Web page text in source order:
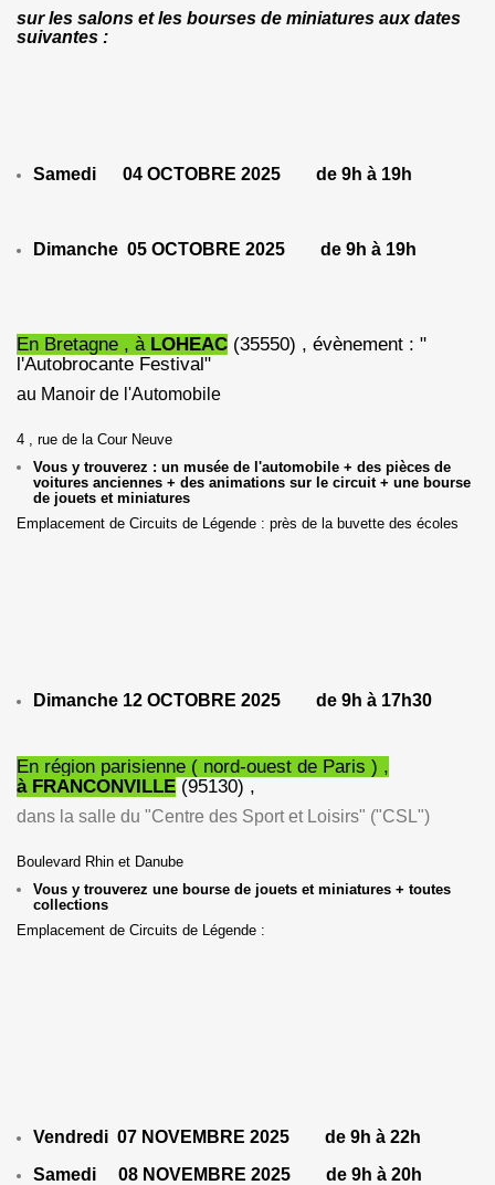
sur les salons et les bourses de miniatures aux dates
suivantes :
Samedi 04 OCTOBRE 2025 de 9h à 19h
Dimanche 05 OCTOBRE 2025 de 9h à 19h
En Bretagne , à LOHEAC (35550) , évènement : "
l'Autobrocante Festival"
au Manoir de l'Automobile
4 , rue de la Cour Neuve
Vous y trouverez : un musée de l'automobile + des pièces de
voitures anciennes + des animations sur le circuit + une bourse
de jouets et miniatures
Emplacement de Circuits de Légende : près de la buvette des écoles
Dimanche 12 OCTOBRE 2025 de 9h à 17h30
En région parisienne ( nord-ouest de Paris ) ,
à FRANCONVILLE (95130) ,
dans la salle du "Centre des Sport et Loisirs" ("CSL")
Boulevard Rhin et Danube
Vous y trouverez une bourse de jouets et miniatures + toutes
collections
Emplacement de Circuits de Légende :
Vendredi 07 NOVEMBRE 2025 de 9h à 22h
Samedi 08 NOVEMBRE 2025 de 9h à 20h